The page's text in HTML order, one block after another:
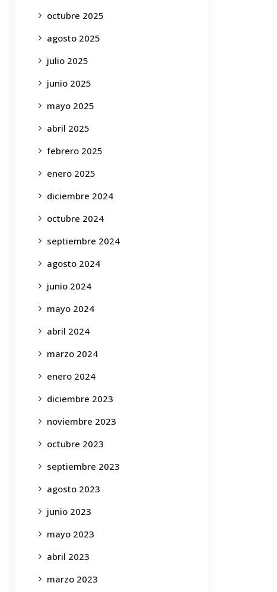
octubre 2025
agosto 2025
julio 2025
junio 2025
mayo 2025
abril 2025
febrero 2025
enero 2025
diciembre 2024
octubre 2024
septiembre 2024
agosto 2024
junio 2024
mayo 2024
abril 2024
marzo 2024
enero 2024
diciembre 2023
noviembre 2023
octubre 2023
septiembre 2023
agosto 2023
junio 2023
mayo 2023
abril 2023
marzo 2023